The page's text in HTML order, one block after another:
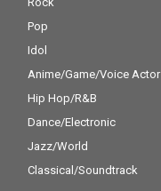
Pop
Idol
Anime/Game/Voice Actor
Hip Hop/R&B
Dance/Electronic
Jazz/World
Classical/Soundtrack